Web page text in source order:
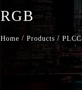
RGB
Home / Products / PLCC